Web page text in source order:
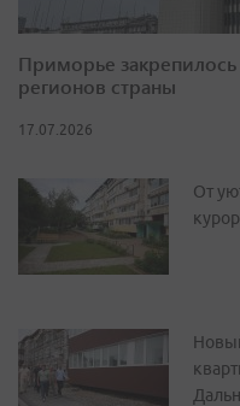
Приморье закрепилось
регионов страны
17.07.2026
От